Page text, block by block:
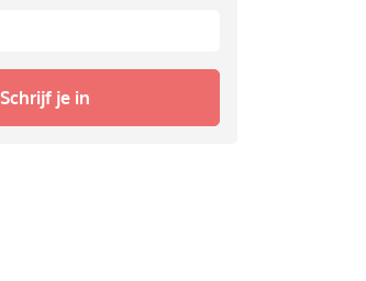
Schrijf je in